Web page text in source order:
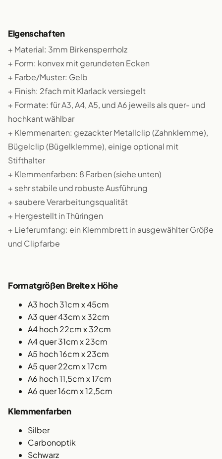
Eigenschaften
+ Material: 3mm Birkensperrholz
+ Form: konvex mit gerundeten Ecken
+ Farbe/Muster: Gelb
+ Finish: 2fach mit Klarlack versiegelt
+ Formate: für A3, A4, A5, und A6 jeweils als quer- und
hochkant wählbar
+ Klemmenarten: gezackter Metallclip (Zahnklemme),
Bügelclip (Bügelklemme), einige optional mit
Stifthalter
+ Klemmenfarben: 8 Farben (siehe unten)
+ sehr stabile und robuste Ausführung
+ saubere Verarbeitungsqualität
+ Hergestellt in Thüringen
+ Lieferumfang: ein Klemmbrett in ausgewählter Größe
und Clipfarbe
Formatgrößen Breite x Höhe
A3 hoch 31cm x 45cm
A3 quer 43cm x 32cm
A4 hoch 22cm x 32cm
A4 quer 31cm x 23cm
A5 hoch 16cm x 23cm
A5 quer 22cm x 17cm
A6 hoch 11,5cm x 17cm
A6 quer 16cm x 12,5cm
Klemmenfarben
Silber
Carbonoptik
Schwarz